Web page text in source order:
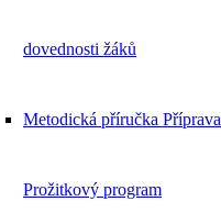
dovednosti žáků
Metodická příručka
Prožitkový program